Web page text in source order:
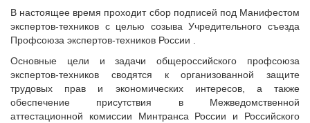
В настоящее время проходит сбор подписей под Манифестом
экспертов-техников с целью созыва Учредительного съезда
Профсоюза экспертов-техников России .
Основные цели и задачи общероссийского профсоюза
экспертов-техников сводятся к организованной защите
трудовых прав и экономических интересов, а также
обеспечение присутствия в Межведомственной
аттестационной комиссии Минтранса России и Российского